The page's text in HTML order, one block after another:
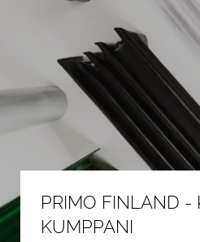
PRIMO FINLAND -
KUMPPANI